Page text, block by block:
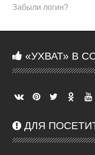
Забыли логин?
«УХВАТ» В
ДЛЯ